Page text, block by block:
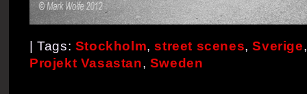
| Tags: Stockholm,street scenes,Sverige
Projekt Vasastan, Sweden